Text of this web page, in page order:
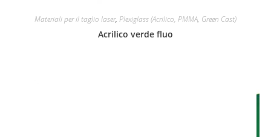
Materiali per il taglio laser, Plexiglass (Acrilico, PMMA, Green Cast)
Acrilico verde fluo